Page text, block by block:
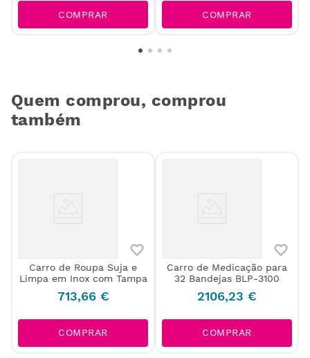
COMPRAR COMPRAR
Quem comprou, comprou
também
Carro de Roupa Suja e
Limpa em Inox com Tampa
713,66 €
COMPRAR
Carro de Medicação para
32 Bandejas BLP-3100
2106,23 €
COMPRAR